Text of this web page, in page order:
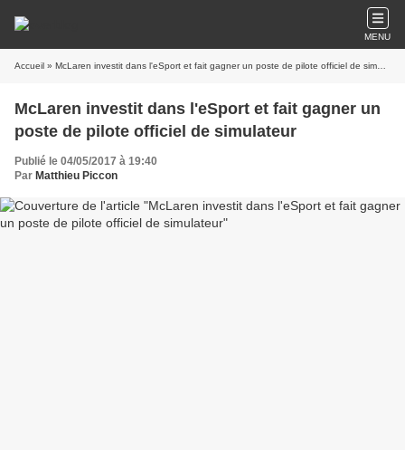
MENU
Accueil » McLaren investit dans l'eSport et fait gagner un poste de pilote officiel de simulateur
McLaren investit dans l'eSport et fait gagner un
poste de pilote officiel de simulateur
Publié le 04/05/2017 à 19:40
Par Matthieu Piccon